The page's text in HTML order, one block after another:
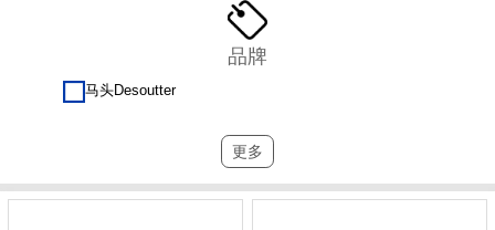
奥地利
瑞典
品牌
马头Desoutter
更多